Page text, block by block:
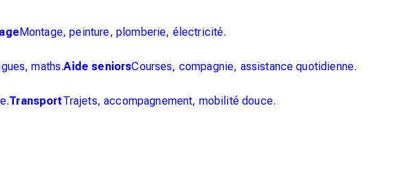
Montage, peinture, plomberie, électricité.
maths.Aide seniorsCourses, compagnie, assistance quotidienne.
TransportTrajets, accompagnement, mobilité douce.